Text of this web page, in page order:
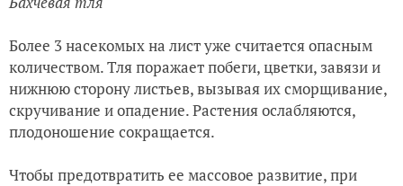
Более 3 насекомых на лист уже считается опасным
количеством. Тля поражает побеги, цветки, завязи и
нижнюю сторону листьев, вызывая их сморщивание,
скручивание и опадение. Растения ослабляются,
плодоношение сокращается.
Чтобы предотвратить ее массовое развитие, при